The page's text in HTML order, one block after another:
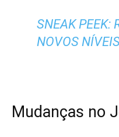
SNEAK PEEK:
NOVOS
Mudanças no